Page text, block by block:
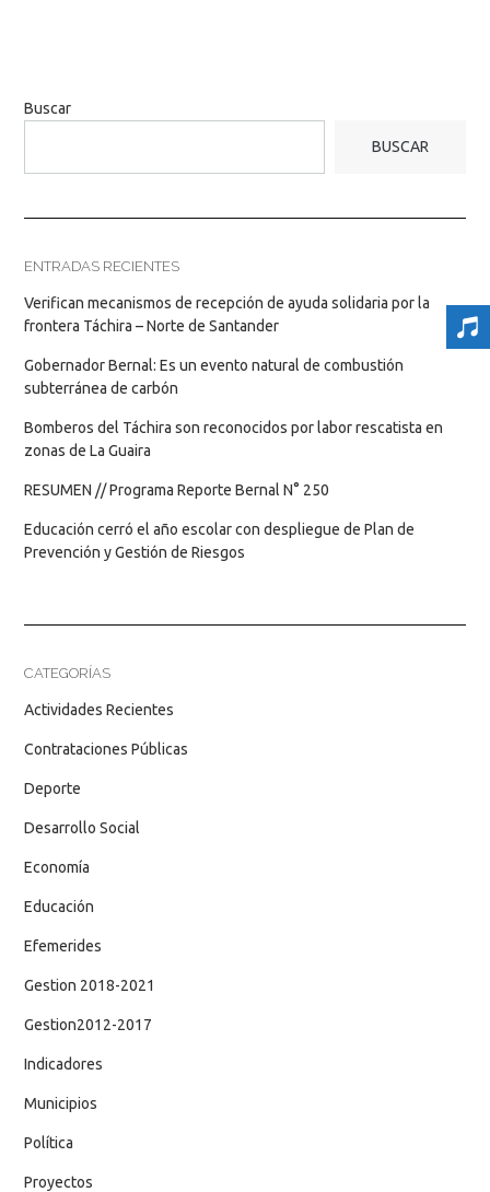
Buscar
BUSCAR
ENTRADAS RECIENTES
Verifican mecanismos de recepción de ayuda solidaria por la
frontera Táchira – Norte de Santander
Gobernador Bernal: Es un evento natural de combustión
subterránea de carbón
Bomberos del Táchira son reconocidos por labor rescatista en
zonas de La Guaira
RESUMEN // Programa Reporte Bernal N° 250
Educación cerró el año escolar con despliegue de Plan de
Prevención y Gestión de Riesgos
CATEGORÍAS
Actividades Recientes
Contrataciones Públicas
Deporte
Desarrollo Social
Economía
Educación
Efemerides
Gestion 2018-2021
Gestion2012-2017
Indicadores
Municipios
Política
Proyectos